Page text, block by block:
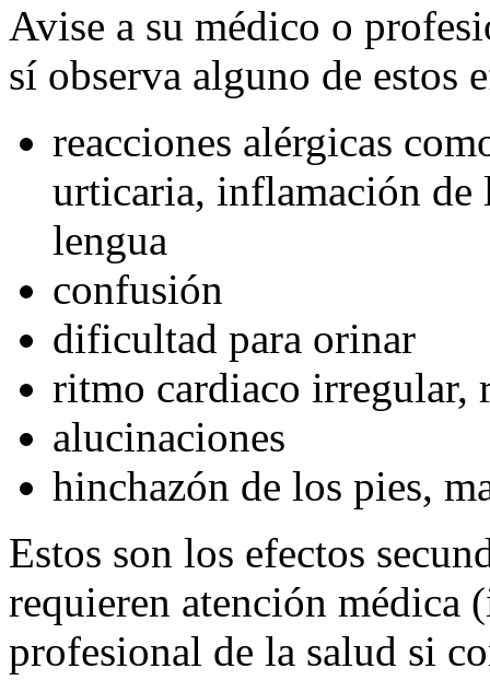
Avise a su médico o
sí observa alguno de estos
reacciones alérgicas
urticaria, inflamación de
lengua
confusión
dificultad para orinar
ritmo cardiaco irregular,
alucinaciones
hinchazón de los pies,
Estos son los efectos
requieren atención médica
profesional de la salud si